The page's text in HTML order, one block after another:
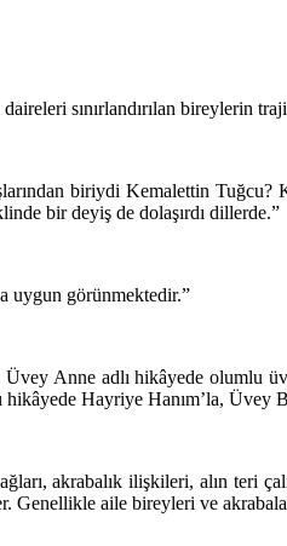
sınırlandırılan bireylerin
biriydi Kemalettin
bir deyiş de dolaşırdı dillerde.”
uygun görünmektedir.”
Anne adlı hikâyede olumlu
Hayriye Hanım’la, Üvey
akrabalık ilişkileri, alın teri
Genellikle aile bireyleri ve